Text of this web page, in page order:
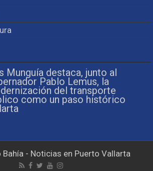
Munguía destaca, junto al
Pablo Lemus, la
del transporte
como un paso histórico
- Noticias en Puerto Vallarta